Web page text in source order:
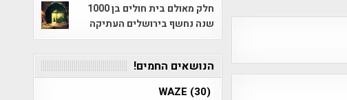
חלק מאולם בית חולים בן 1000
שנה נחשף בירושלים העתיקה
הנושאים החמים!
WAZE (30)